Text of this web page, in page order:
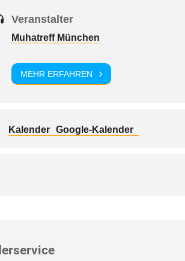
Veranstalter
Muhatreff München
MEHR ERFAHREN
Kalender Google-Kalender